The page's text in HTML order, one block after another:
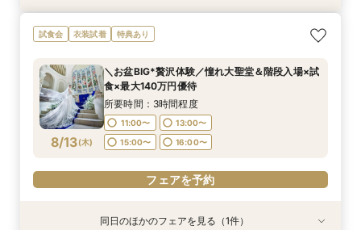
8/12(水)
【大切なペットと挙式＆披露宴どちらもOK】
ペット婚*安心相談会
11:05〜 15:00〜
フェアを予約
試食会 衣装試着 特典あり
8/13(木)
＼お盆BIG*贅沢体験／憧れ大聖堂＆階段入場×試
食×最大140万円優待
所要時間：3時間程度
11:00〜
13:00〜
15:00〜
16:00〜
フェアを予約
衣装試着 特典あり
同日のほかのフェアを見る（1件）